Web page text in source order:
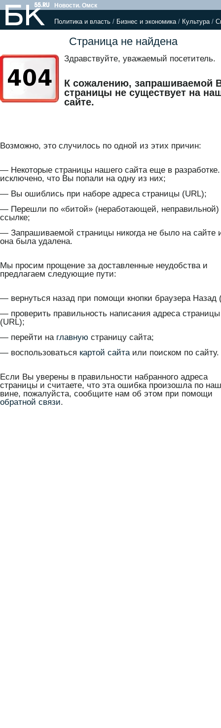
Новости. Омск
Политика и власть / Бизнес и экономика/ Культура/
Страница не найдена
Здравствуйте, уважаемый посетитель.
К сожалению, запрашиваемой
страницы не существует на
сайте.
Возможно, это случилось по одной из этих причин:
— Некоторые страницы нашего сайта еще в
исключено, что Вы попали на одну из них;
— Вы ошиблись при наборе адреса страницы (URL);
— Перешли по «битой» (неработающей, неправильной)
ссылке;
— Запрашиваемой страницы никогда не было на сайте
она была удалена.
Мы просим прощение за доставленные неудобства и
предлагаем следующие пути:
— вернуться назад при помощи кнопки браузера Назад
— проверить правильность написания адреса страницы
(URL);
— перейти на главную страницу сайта;
— воспользоваться картой сайтаили поиском по сайту.
Если Вы уверены в правильности набранного адреса
страницы и считаете, что эта ошибка произошла по
вине, пожалуйста, сообщите нам об этом при помощи
обратной связи.